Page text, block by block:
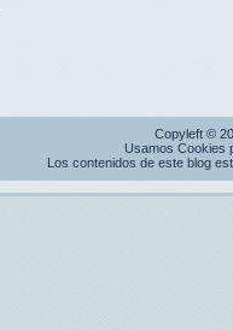
Copyleft ©
Usamos Cookies
Los contenidos de este blog